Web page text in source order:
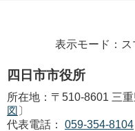
表示モード：ス
四日市市役所
所在地：〒510-8601 三
図 〕
代表電話：
059-354-8104